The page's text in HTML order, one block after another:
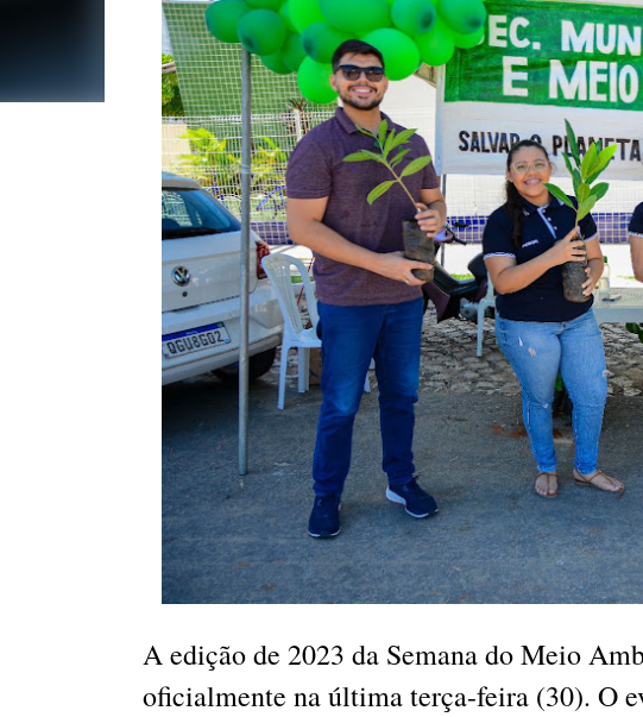
A edição de 2023 da Semana do Meio
oficialmente na última terça-feira (30). O